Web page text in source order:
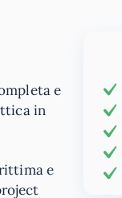
e
in
e